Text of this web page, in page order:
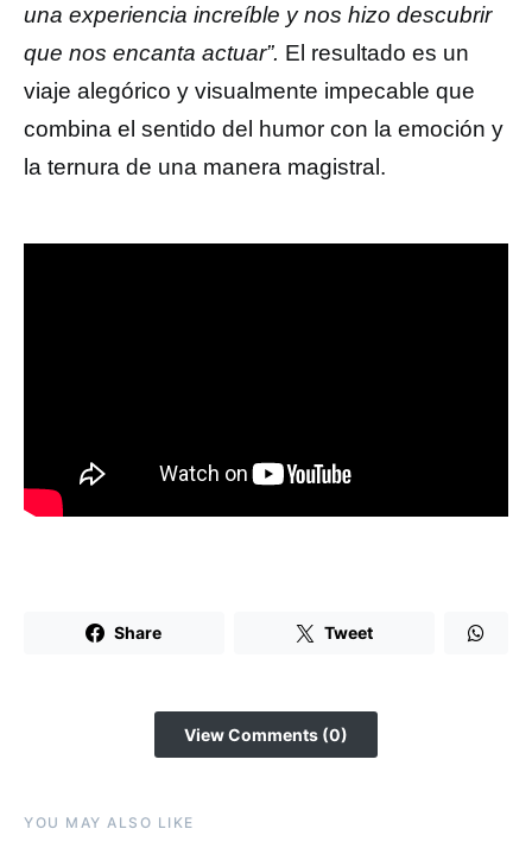
una experiencia increíble y nos hizo descubrir
que nos encanta actuar”. El resultado es un
viaje alegórico y visualmente impecable que
combina el sentido del humor con la emoción y
la ternura de una manera magistral.
Share Tweet
View Comments (0)
YOU MAY ALSO LIKE